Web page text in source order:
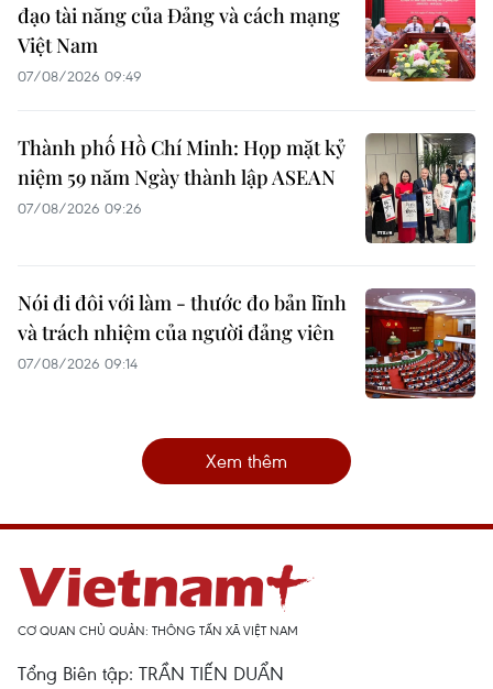
đạo tài năng của Đảng và cách mạng
Việt Nam
07/08/2026 09:49
Thành phố Hồ Chí Minh: Họp mặt kỷ
niệm 59 năm Ngày thành lập ASEAN
07/08/2026 09:26
Nói đi đôi với làm - thước đo bản lĩnh
và trách nhiệm của người đảng viên
07/08/2026 09:14
Xem thêm
CƠ QUAN CHỦ QUẢN: THÔNG TẤN XÃ VIỆT NAM
Tổng Biên tập: TRẦN TIẾN DUẨN